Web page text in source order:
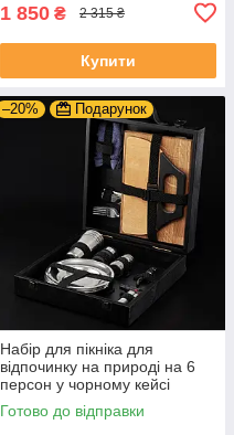
1 850 ₴ 2 315 ₴
Купити
–20% Подарунок
Набір для пікніка для
відпочинку на природі на 6
персон у чорному кейсі
Готово до відправки